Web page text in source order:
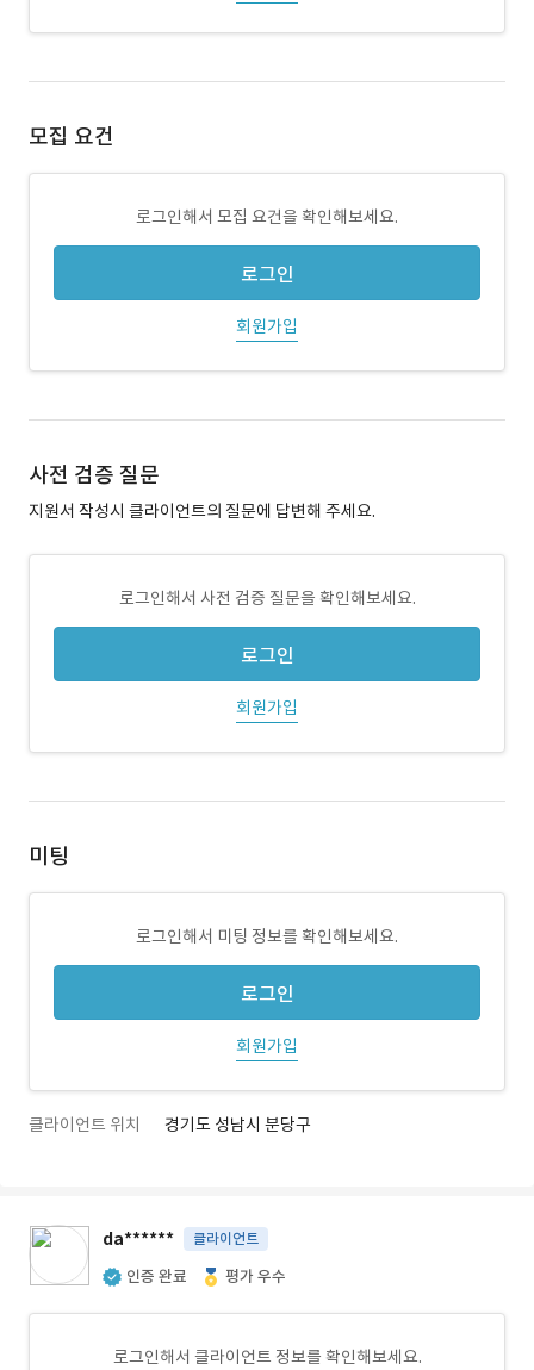
모집 요건
로그인해서 모집 요건을 확인해보세요.
로그인
회원가입
사전 검증 질문
지원서 작성시 클라이언트의 질문에 답변해 주세요.
로그인해서 사전 검증 질문을 확인해보세요.
로그인
회원가입
미팅
로그인해서 미팅 정보를 확인해보세요.
로그인
회원가입
클라이언트 위치 경기도 성남시 분당구
da****** 클라이언트
인증 완료 평가 우수
로그인해서 클라이언트 정보를 확인해보세요.